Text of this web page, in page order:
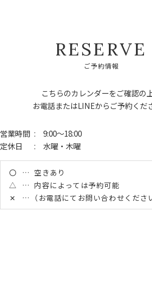
RESE RVE
ご予約情報
こちらのカレンダーをご確認の上
お電話またはLINEからご予約くだ
営業時間 : 9:00～18:00
定休日
: 水曜・木曜
〇
空きあり
△
内容によっては予約可能
✕
（お電話にてお問い合わせくださ